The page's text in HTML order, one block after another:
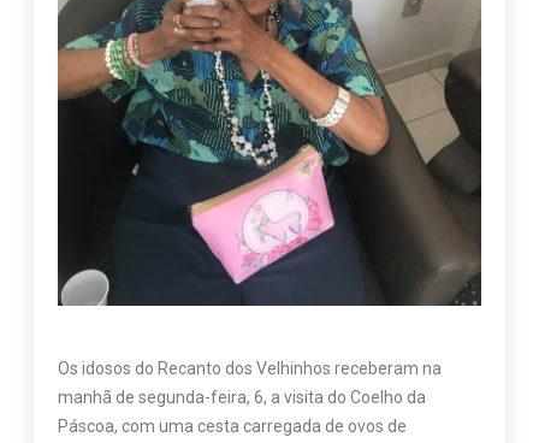
Os idosos do Recanto dos Velhinhos receberam na
manhã de segunda-feira, 6, a visita do Coelho da
Páscoa, com uma cesta carregada de ovos de